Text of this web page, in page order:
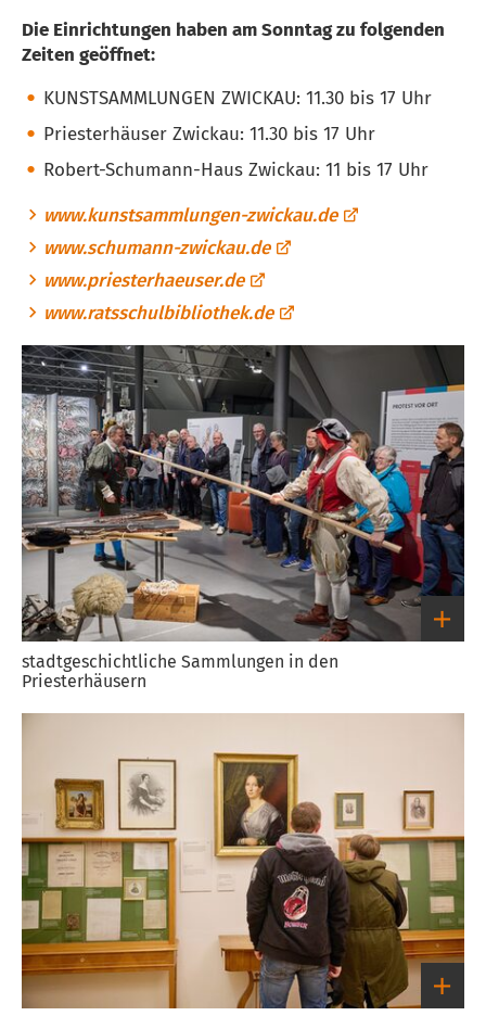
Die Einrichtungen haben am Sonntag zu folgenden
Zeiten geöffnet:
KUNSTSAMMLUNGEN ZWICKAU: 11.30 bis 17 Uhr
Priesterhäuser Zwickau: 11.30 bis 17 Uhr
Robert-Schumann-Haus Zwickau: 11 bis 17 Uhr
www.kunstsammlungen-zwickau.de
www.schumann-zwickau.de
www.priesterhaeuser.de
www.ratsschulbibliothek.de
stadtgeschichtliche Sammlungen in den
Priesterhäusern
zum